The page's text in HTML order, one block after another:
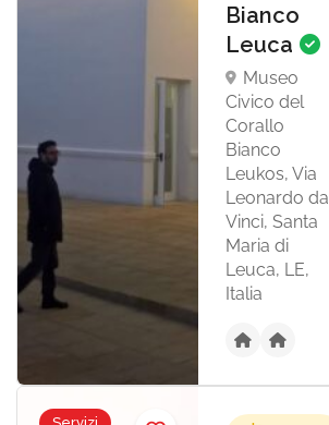
Bianco
Leuca
Museo
Civico del
Corallo
Bianco
Leukos, Via
Leonardo da
Vinci, Santa
Maria di
Leuca, LE,
Italia